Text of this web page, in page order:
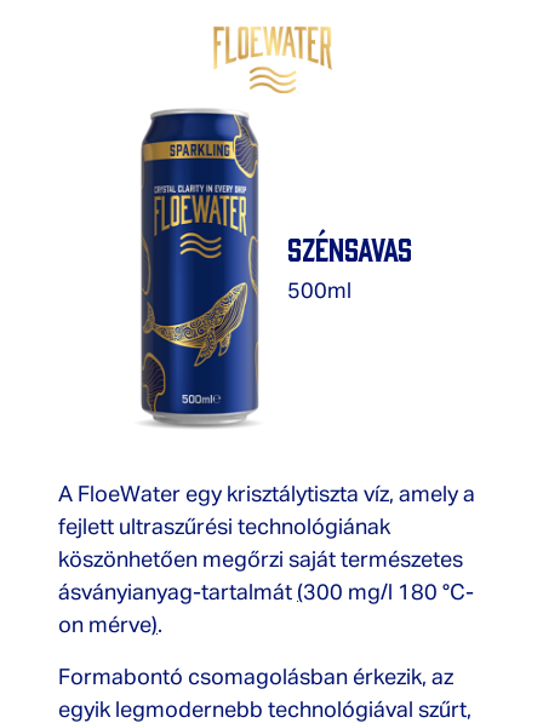
Szénsavas
500ml
A FloeWater egy krisztálytiszta víz, amely a
fejlett ultraszűrési technológiának
köszönhetően megőrzi saját természetes
ásványianyag-tartalmát (300 mg/l 180 °C-
on mérve).
Formabontó csomagolásban érkezik, az
egyik legmodernebb technológiával szűrt,